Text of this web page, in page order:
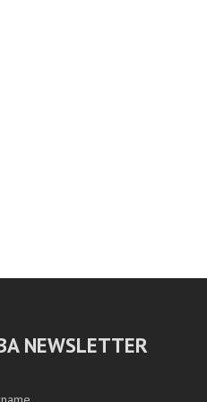
NEWSLETTER